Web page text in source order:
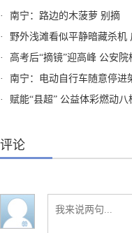
·
南宁：路边的木菠萝 别摘
·
野外浅滩看似平静暗藏杀机
·
高考后“摘镜”迎高峰 公安
·
南宁：电动自行车随意停进
·
赋能“县超” 公益体彩燃动八
评论